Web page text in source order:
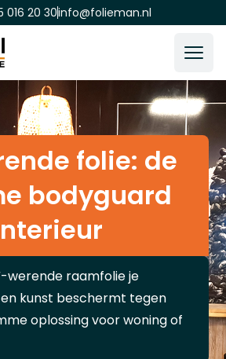
016 20 30info@folieman.nl
folie: de
bodyguard
werende raamfolie je
kunst beschermt tegen
oplossing voor woning of